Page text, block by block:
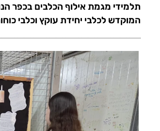
תלמידי מגמת אילוף הכלבים בכפר
המוקדש לכלבי יחידת עוקץ וכלבי